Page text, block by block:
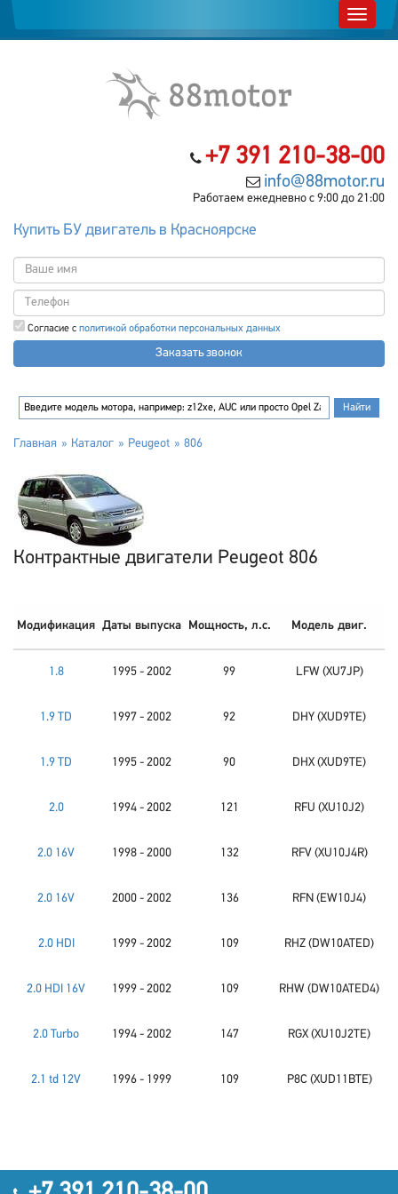
+7 391 210-38-00
info@88motor.ru
Работаем ежедневно с 9:00 до 21:00
Купить БУ двигатель в Красноярске
Согласие с политикой обработки персональных данных
Заказать звонок
Главная Каталог Peugeot 806
Контрактные двигатели Peugeot 806
Модификация Даты выпуска Мощность, л.с. Модель двиг.
1.8 1995 - 2002 99 LFW (XU7JP)
1.9 TD 1997 - 2002 92 DHY (XUD9TE)
1.9 TD 1995 - 2002 90 DHX (XUD9TE)
2.0 1994 - 2002 121 RFU (XU10J2)
2.0 16V 1998 - 2000 132 RFV (XU10J4R)
2.0 16V 2000 - 2002 136 RFN (EW10J4)
2.0 HDI 1999 - 2002 109 RHZ (DW10ATED)
2.0 HDI 16V 1999 - 2002 109 RHW (DW10ATED4)
2.0 Turbo 1994 - 2002 147 RGX (XU10J2TE)
2.1 td 12V 1996 - 1999 109 P8C (XUD11BTE)